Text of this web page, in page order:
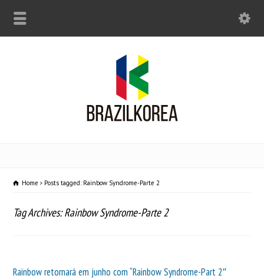
Home Posts tagged: Rainbow Syndrome-Parte 2
Tag Archives: Rainbow Syndrome-Parte 2
Rainbow retornará em junho com “Rainbow Syndrome-Part 2″